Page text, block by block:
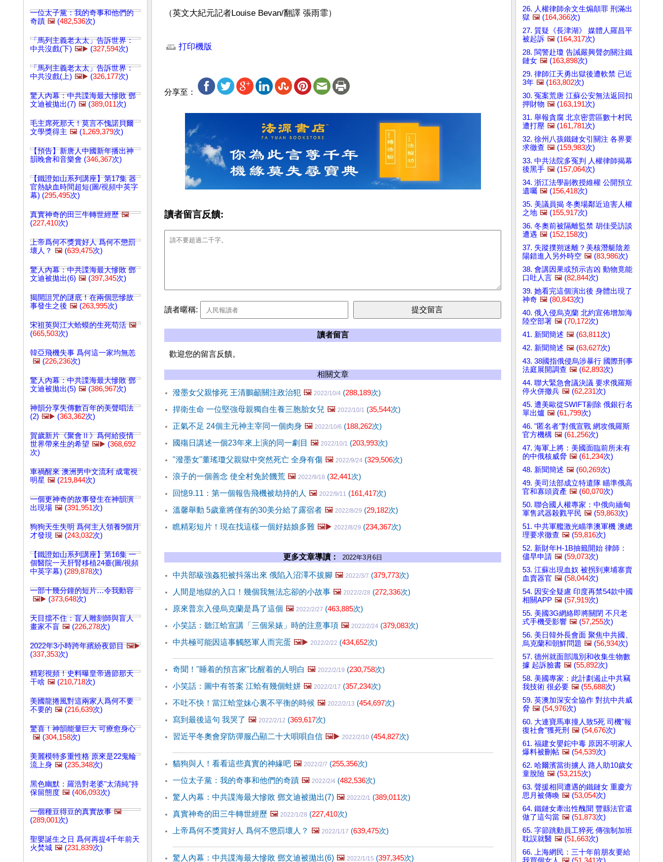
一位太子黨：我的奇事和他們的
奇蹟 🖼️ (482,536次)
「馬列主義老太太」告訴世界：
中共沒戲(下) 🖼️▶️ (327,594次)
「馬列主義老太太」告訴世界：
中共沒戲(上) 🖼️▶️ (326,177次)
驚人內幕：中共諜海最大慘敗 鄧
文迪被拋出(7) 🖼️ (389,011次)
毛主席死那天！莫言不愧諾貝爾
文學獎得主 🖼️ (1,269,379次)
【預告】新唐人中國新年播出神
韻晚會和音樂會 (346,367次)
【鐵證如山系列講座】第17集 器
官熱缺血時間超短(圖/視頻中英字
幕) (295,495次)
真實神奇的田三牛轉世經歷 🖼️
(227,410次)
上帝爲何不獎賞好人 爲何不懲罰
壞人？ 🖼️ (639,475次)
驚人內幕：中共諜海最大慘敗 鄧
文迪被拋出(6) 🖼️ (397,345次)
揭開詛咒的謎底！在兩個悲慘故
事發生之後 🖼️ (263,995次)
宋祖英與江大蛤蟆的生死苟活 🖼️
(665,503次)
韓亞飛機失事 爲何這一家均無恙
🖼️ (226,236次)
驚人內幕：中共諜海最大慘敗 鄧
文迪被拋出(5) 🖼️ (386,967次)
神韻分享失傳數百年的美聲唱法
(2) 🖼️▶️ (363,362次)
賀歲新片《聚會Ⅱ》爲何給疫情
世界帶來生的希望 🖼️▶️ (368,692
次)
車禍醒來 澳洲男中文流利 成電視
明星 🖼️ (219,844次)
一個更神奇的故事發生在神韻演
出現場 🖼️ (391,951次)
狗狗天生失明 爲何主人領養9個月
才發現 🖼️ (243,032次)
【鐵證如山系列講座】第16集 一
個醫院一天肝腎移植24臺(圖/視頻
中英字幕) (289,878次)
一部十幾分鐘的短片…令我動容
🖼️▶️ (373,648次)
天目擋不住：盲人雕刻師與盲人
畫家不盲 🖼️ (226,278次)
2022年3小時跨年繽紛夜節目 🖼️▶️
(337,353次)
精彩視頻！史料曝皇帝過節那天
干啥 🖼️ (210,718次)
美國龍捲風對這兩家人爲何不要
不要的 🖼️ (216,639次)
驚喜！神韻能量巨大 可療愈身心
🖼️ (304,158次)
美麗模特多重性格 原來是22鬼輪
流上身 🖼️ (235,348次)
黑色幽默：羅浩對老婆"太清純"持
保留態度 🖼️ (406,093次)
一個種豆得豆的真實故事 🖼️
(289,001次)
聖嬰誕生之日 爲何再提4千年前天
火焚城 🖼️ (231,839次)
（英文大紀元記者Louise Bevan/翻譯 張雨霏）
打印機版
分享至：
讀者留言反饋:
讀者暱稱:
讀者留言
歡迎您的留言反饋。
相關文章
潑墨女父親慘死 王清鵬籲關注政治犯 🖼️ 2022/10/4 (288,189次)
捍衛生命 一位堅強母親獨自生養三胞胎女兒 🖼️ 2022/10/1 (35,544次)
正氣不足 24個主元神主宰同一個肉身 🖼️ 2022/10/6 (188,262次)
國殤日講述一個23年來上演的同一劇目 🖼️ 2022/10/1 (203,993次)
"潑墨女"董瑤瓊父親獄中突然死亡 全身有傷 🖼️ 2022/9/24 (329,506次)
浪子的一個善念 使全村免於饑荒 🖼️ 2022/9/18 (32,441次)
回憶9.11：第一個報告飛機被劫持的人 🖼️ 2022/9/11 (161,417次)
溫馨舉動 5歲童將僅有的30美分給了露宿者 🖼️ 2022/8/29 (29,182次)
瞧精彩短片！現在找這樣一個好姑娘多難 🖼️▶️ 2022/8/29 (234,367次)
更多文章導讀： 2022年3月6日
中共部級強姦犯被抖落出來 俄陷入沼澤不拔腳 🖼️ 2022/3/7 (379,773次)
人間是地獄的入口！幾個我無法忘卻的小故事 🖼️ 2022/2/28 (272,336次)
原來普京入侵烏克蘭是爲了這個 🖼️ 2022/2/27 (463,885次)
小笑話：聽江蛤宣講「三個呆婊」時的注意事項 🖼️ 2022/2/24 (379,083次)
中共極可能因這事觸怒軍人而完蛋 🖼️▶️ 2022/2/22 (434,652次)
奇聞！"睡着的預言家"比醒着的人明白 🖼️ 2022/2/19 (230,758次)
小笑話：圖中有答案 江蛤有幾個蛙姘 🖼️ 2022/2/17 (357,234次)
不吐不快！當江蛤堂妹心裏不平衡的時候 🖼️ 2022/2/13 (454,697次)
寫到最後這句 我哭了 🖼️ 2022/2/12 (369,617次)
習近平冬奧會穿防彈服凸顯二十大唄唄自信 🖼️▶️ 2022/2/10 (454,827次)
貓狗與人！看看這些真實的神緣吧 🖼️ 2022/2/7 (255,356次)
一位太子黨：我的奇事和他們的奇蹟 🖼️ 2022/2/4 (482,536次)
驚人內幕：中共諜海最大慘敗 鄧文迪被拋出(7) 🖼️ 2022/2/1 (389,011次)
真實神奇的田三牛轉世經歷 🖼️ 2022/1/28 (227,410次)
上帝爲何不獎賞好人 爲何不懲罰壞人？ 🖼️ 2022/1/17 (639,475次)
驚人內幕：中共諜海最大慘敗 鄧文迪被拋出(6) 🖼️ 2022/1/15 (397,345次)
26. 人權律師余文生煽顛罪 刑滿出
獄 🖼️ (164,366次)
27. 質疑《長津湖》 媒體人羅昌平
被起訴 🖼️ (164,317次)
28. 閩警赴瓊 告誡嚴興聲勿關注鐵
鏈女 🖼️ (163,898次)
29. 律師江天勇出獄後遭軟禁 已近
3年 🖼️ (163,802次)
30. 冤案荒唐 江蘇公安無法返回扣
押財物 🖼️ (163,191次)
31. 舉報貪腐 北京密雲區數十村民
遭打壓 🖼️ (161,781次)
32. 徐州八孩鐵鏈女引關注 各界要
求徹查 🖼️ (159,983次)
33. 中共法院多冤判 人權律師揭幕
後黑手 🖼️ (157,064次)
34. 浙江法學副教授維權 公開預立
遺囑 🖼️ (156,418次)
35. 美議員揭 冬奧場鄰近迫害人權
之地 🖼️ (155,917次)
36. 冬奧前被隔離監禁 胡佳受訪談
遭遇 🖼️ (152,158次)
37. 失蹤撲朔迷離？美核潛艇陰差
陽錯進入另外時空 🖼️ (83,986次)
38. 會講因果或預示吉凶 動物竟能
口吐人言 🖼️ (82,844次)
39. 她看完這個演出後 身體出現了
神奇 🖼️ (80,843次)
40. 俄入侵烏克蘭 北約宣佈增加海
陸空部署 🖼️ (70,172次)
41. 新聞簡述 🖼️ (63,811次)
42. 新聞簡述 🖼️ (63,627次)
43. 38國指俄侵烏涉暴行 國際刑事
法庭展開調查 🖼️ (62,893次)
44. 聯大緊急會議決議 要求俄羅斯
停火併撤兵 🖼️ (62,231次)
45. 遭美歐從SWIFT剔除 俄銀行名
單出爐 🖼️ (61,799次)
46. "匿名者"對俄宣戰 網攻俄羅斯
官方機構 🖼️ (61,256次)
47. 海軍上將：美國面臨前所未有
的中俄核威脅 🖼️ (61,234次)
48. 新聞簡述 🖼️ (60,269次)
49. 美司法部成立特遣隊 瞄準俄高
官和寡頭資產 🖼️ (60,070次)
50. 聯合國人權專家：中俄向緬甸
軍售武器殺戮平民 🖼️ (59,863次)
51. 中共軍艦激光瞄準澳軍機 澳總
理要求徹查 🖼️ (59,816次)
52. 新財年H-1B抽籤開始 律師：
儘早申請 🖼️ (59,073次)
53. 江蘇出現血奴 被拐到柬埔寨賣
血賣器官 🖼️ (58,044次)
54. 因安全疑慮 印度再禁54款中國
相關APP 🖼️ (57,919次)
55. 美國3G網絡即將關閉 不只老
式手機受影響 🖼️ (57,255次)
56. 美日韓外長會面 聚焦中共國、
烏克蘭和朝鮮問題 🖼️ (56,934次)
57. 德州就面部識別和收集生物數
據 起訴臉書 🖼️ (55,892次)
58. 美國專家：此計劃遏止中共竊
我技術 很必要 🖼️ (55,688次)
59. 英澳加深安全協作 對抗中共威
脅 🖼️ (54,976次)
60. 大連寶馬車撞人致5死 司機"報
復社會"獲死刑 🖼️ (54,676次)
61. 福建女嬰鉈中毒 原因不明家人
爆料被刪帖 🖼️ (54,539次)
62. 哈爾濱當街擄人 路人助10歲女
童脫險 🖼️ (53,215次)
63. 聲援相同遭遇的鐵鏈女 重慶方
思月被傳喚 🖼️ (53,054次)
64. 鐵鏈女牽出性醜聞 豐縣法官還
做了這勾當 🖼️ (51,873次)
65. 字節跳動員工猝死 傳強制加班
耽誤就醫 🖼️ (51,663次)
66. 上海網民：三十年前朋友要給
我買個女人 🖼️ (51,341次)